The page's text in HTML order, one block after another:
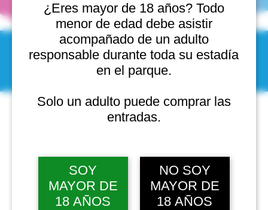
¿Eres mayor de 18 años? Todo
menor de edad debe asistir
acompañado de un adulto
responsable durante toda su estadía
en el parque.
Solo un adulto puede comprar las
entradas.
SOY
MAYOR DE
18 AÑOS
NO SOY
MAYOR DE
18 AÑOS